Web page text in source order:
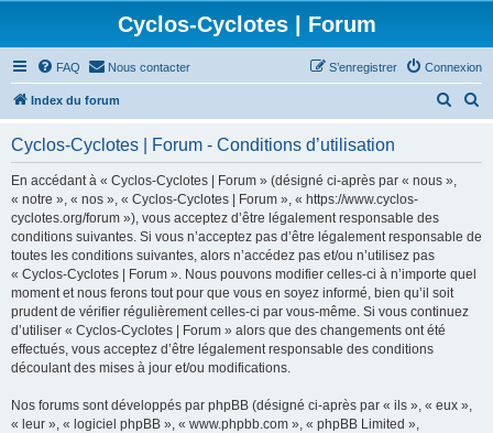
Cyclos-Cyclotes | Forum
FAQ Nous contacter Connexion
S’enregistrer
Index du forum
r
h
e
Cyclos-Cyclotes | Forum - Conditions d’utilisation
En accédant à « Cyclos-Cyclotes | Forum » (désigné ci-après par « nous »,
« notre », « nos », « Cyclos-Cyclotes | Forum », « https://www.cyclos-
cyclotes.org/forum »), vous acceptez d’être légalement responsable des
conditions suivantes. Si vous n’acceptez pas d’être légalement responsable de
toutes les conditions suivantes, alors n’accédez pas et/ou n’utilisez pas
« Cyclos-Cyclotes | Forum ». Nous pouvons modifier celles-ci à n’importe quel
moment et nous ferons tout pour que vous en soyez informé, bien qu’il soit
prudent de vérifier régulièrement celles-ci par vous-même. Si vous continuez
d’utiliser « Cyclos-Cyclotes | Forum » alors que des changements ont été
effectués, vous acceptez d’être légalement responsable des conditions
découlant des mises à jour et/ou modifications.
Nos forums sont développés par phpBB (désigné ci-après par « ils », « eux »,
« leur », « logiciel phpBB », « www.phpbb.com », « phpBB Limited »,